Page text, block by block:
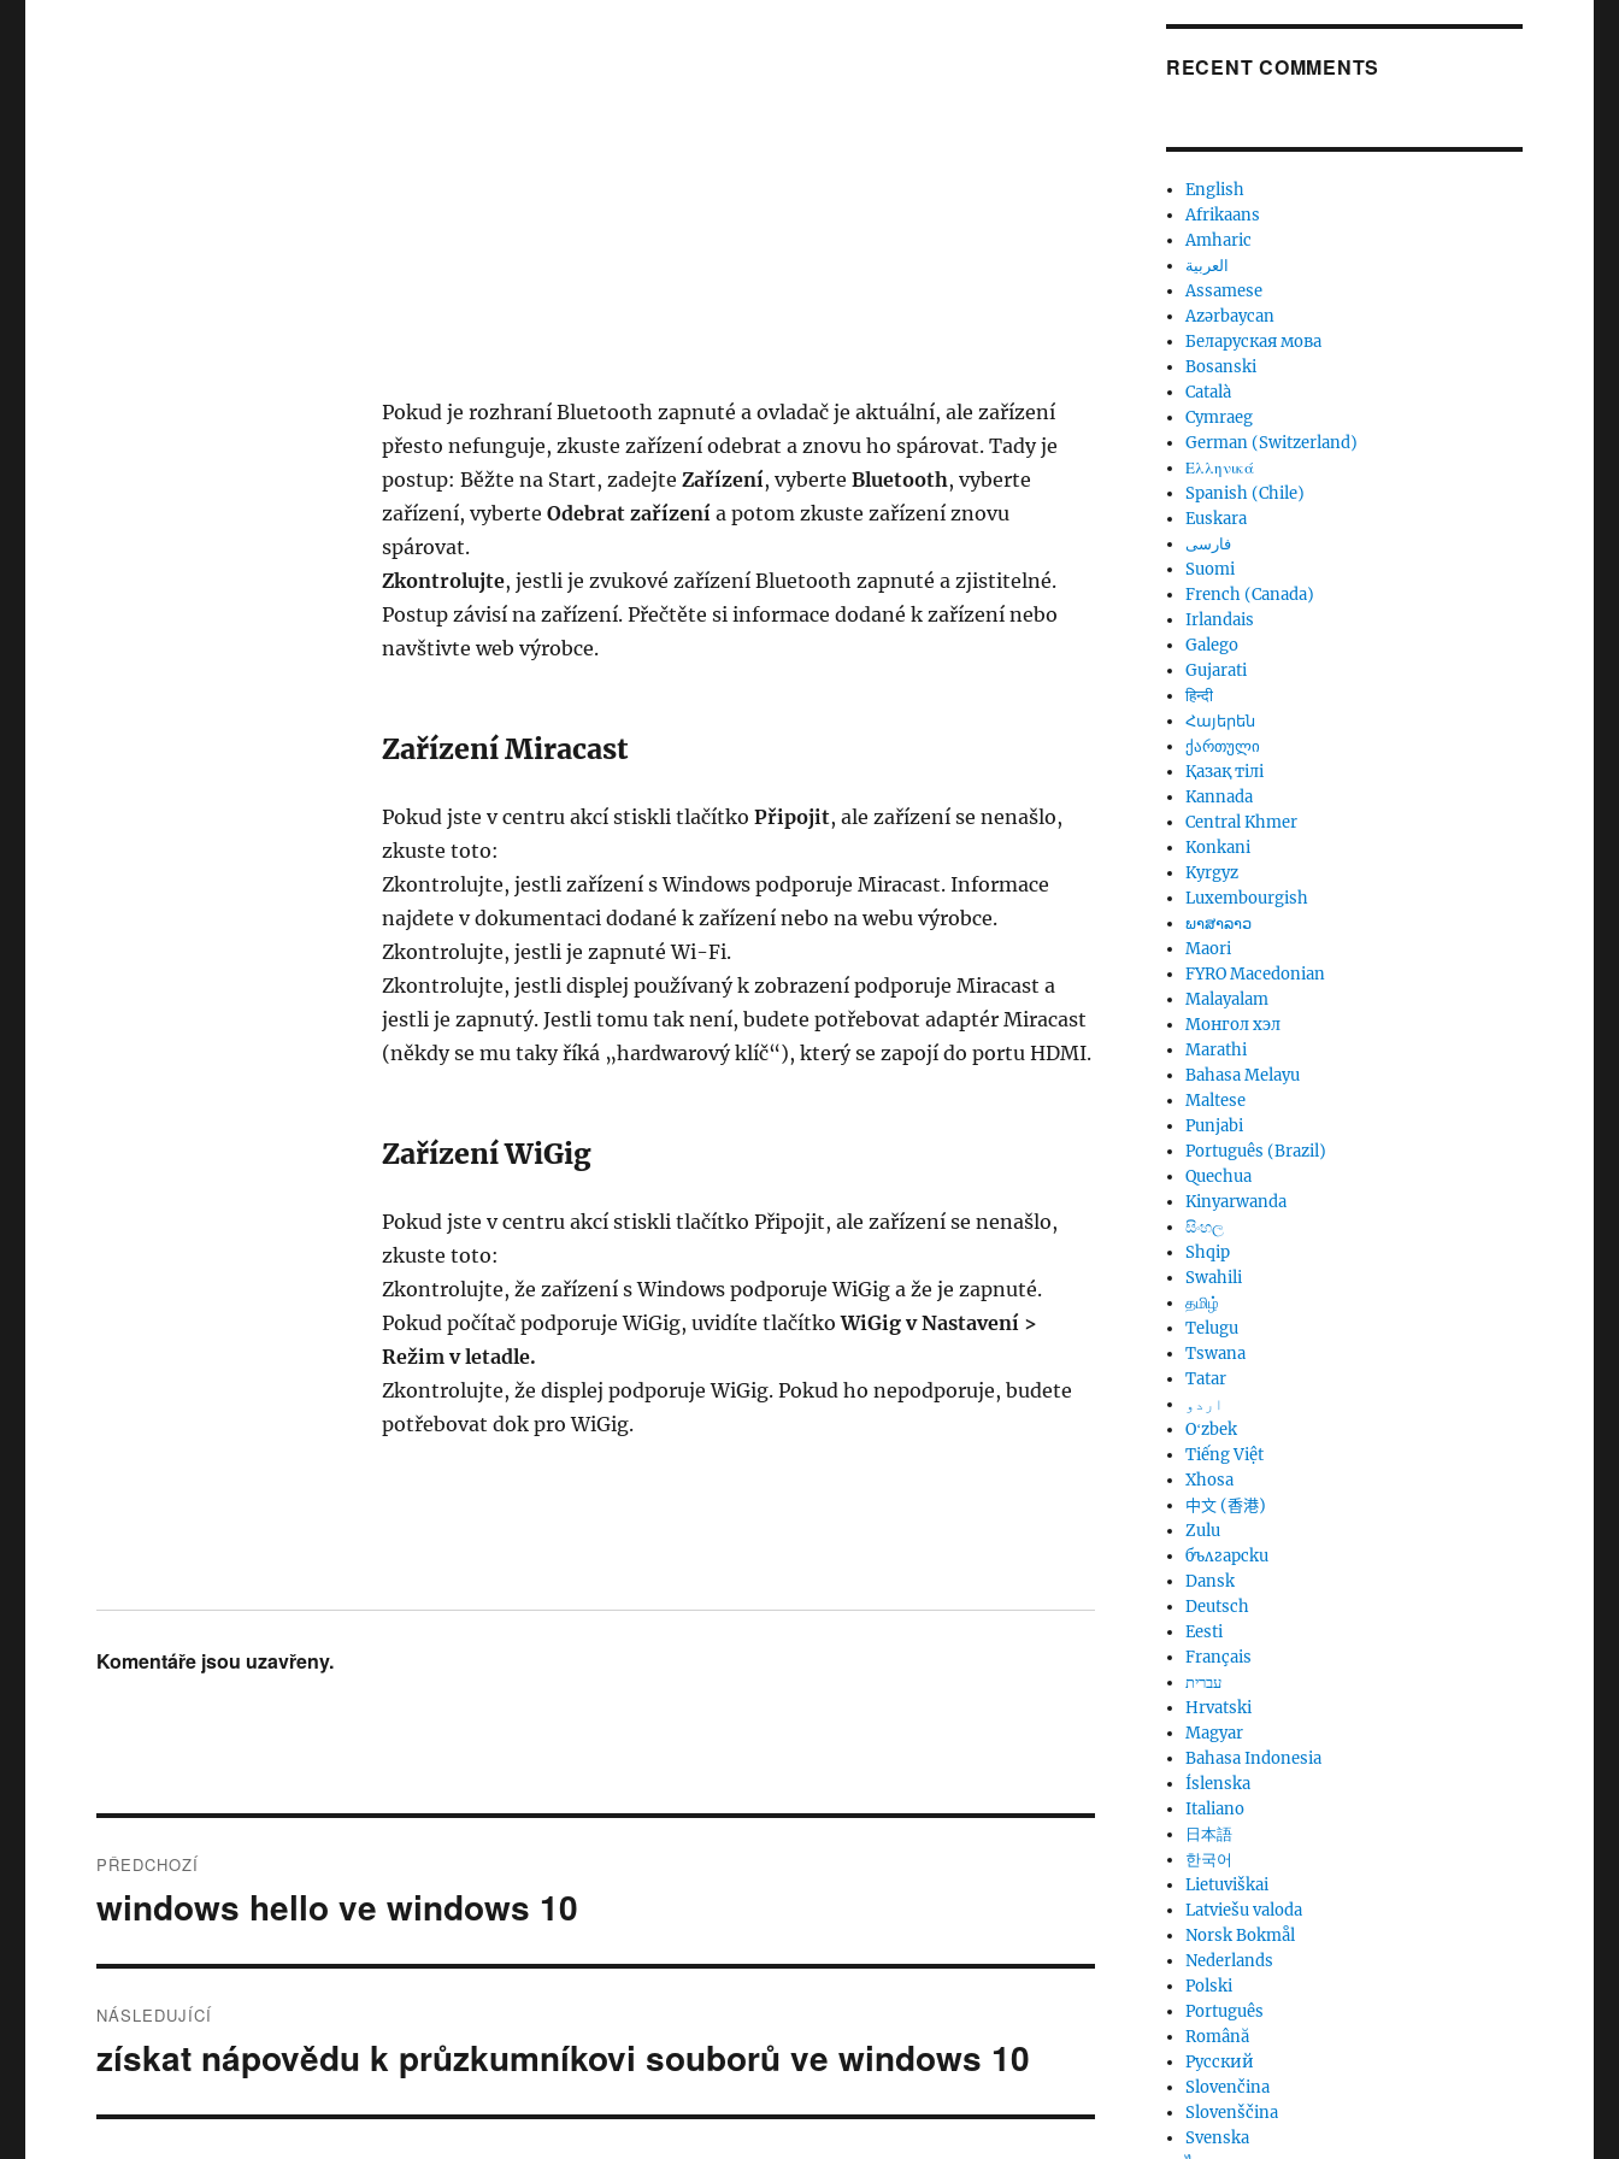
Pokud je rozhraní Bluetooth zapnuté a ovladač je aktuální, ale zařízení
přesto nefunguje, zkuste zařízení odebrat a znovu ho spárovat. Tady je
postup: Běžte na Start, zadejte Zařízení, vyberte Bluetooth, vyberte
zařízení, vyberte Odebrat zařízenía potom zkuste zařízení znovu
spárovat.
Zkontrolujte, jestli je zvukové zařízení Bluetooth zapnuté a zjistitelné.
Postup závisí na zařízení. Přečtěte si informace dodané k zařízení nebo
navštivte web výrobce.
Zařízení Miracast
Pokud jste v centru akcí stiskli tlačítko Připojit, ale zařízení se nenašlo,
zkuste toto:
Zkontrolujte, jestli zařízení s Windows podporuje Miracast. Informace
najdete v dokumentaci dodané k zařízení nebo na webu výrobce.
Zkontrolujte, jestli je zapnuté Wi-Fi.
Zkontrolujte, jestli displej používaný k zobrazení podporuje Miracast a
jestli je zapnutý. Jestli tomu tak není, budete potřebovat adaptér Miracast
(někdy se mu taky říká „hardwarový klíč“), který se zapojí do portu HDMI.
Zařízení WiGig
Pokud jste v centru akcí stiskli tlačítko Připojit, ale zařízení se nenašlo,
zkuste toto:
Zkontrolujte, že zařízení s Windows podporuje WiGig a že je zapnuté.
Pokud počítač podporuje WiGig, uvidíte tlačítkoWiGig v Nastavení >
Režim v letadle.
Zkontrolujte, že displej podporuje WiGig. Pokud ho nepodporuje, budete
potřebovat dok pro WiGig.
Komentáře jsou uzavřeny.
navigation
PŘEDCHOZÍ
Předchozí
windows hello ve windows 10
NÁSLEDUJÍCÍ
Následující
získat nápovědu k průzkumníkovi souborů ve windows 10
RECENT COMMENTS
English
Afrikaans
Amharic
العربية
Assamese
Azərbaycan
Беларуская мова
Bosanski
Català
Cymraeg
German (Switzerland)
Ελληνικά
Spanish (Chile)
Euskara
فارسی
Suomi
French (Canada)
Irlandais
Galego
Gujarati
हिन्दी
Հայերեն
ქართული
Қазақ тілі
Kannada
Central Khmer
Konkani
Kyrgyz
Luxembourgish
ພາສາລາວ
Maori
FYRO Macedonian
Malayalam
Монгол хэл
Marathi
Bahasa Melayu
Maltese
Punjabi
Português (Brazil)
Quechua
Kinyarwanda
සිංහල
Shqip
Swahili
தமிழ்
Telugu
Tswana
Tatar
اردو
Oʻzbek
Tiếng Việt
Xhosa
中文 (香港)
Zulu
български
Dansk
Deutsch
Eesti
Français
עברית
Hrvatski
Magyar
Bahasa Indonesia
Íslenska
Italiano
日本語
한국어
Lietuviškai
Latviešu valoda
Norsk Bokmål
Nederlands
Polski
Português
Română
Русский
Slovenčina
Slovenščina
Svenska